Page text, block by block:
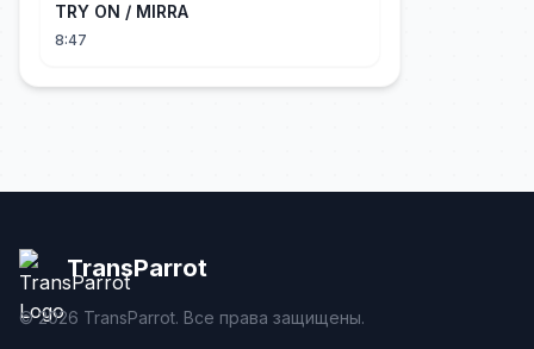
TRY ON / MIRRA
8:47
TransParrot
©2026 TransParrot. Все права защищены.